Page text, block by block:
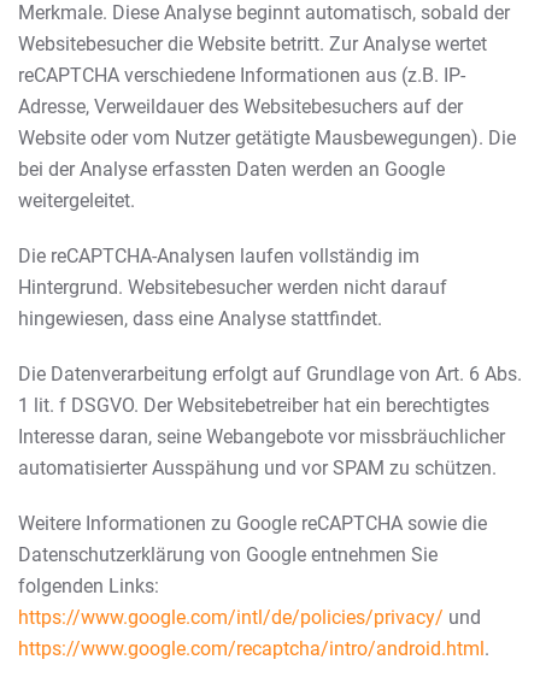
Merkmale. Diese Analyse beginnt automatisch, sobald der
Websitebesucher die Website betritt. Zur Analyse wertet
reCAPTCHA verschiedene Informationen aus (z.B. IP-
Adresse, Verweildauer des Websitebesuchers auf der
Website oder vom Nutzer getätigte Mausbewegungen). Die
bei der Analyse erfassten Daten werden an Google
weitergeleitet.
Die reCAPTCHA-Analysen laufen vollständig im
Hintergrund. Websitebesucher werden nicht darauf
hingewiesen, dass eine Analyse stattfindet.
Die Datenverarbeitung erfolgt auf Grundlage von Art. 6 Abs.
1 lit. f DSGVO. Der Websitebetreiber hat ein berechtigtes
Interesse daran, seine Webangebote vor missbräuchlicher
automatisierter Ausspähung und vor SPAM zu schützen.
Weitere Informationen zu Google reCAPTCHA sowie die
Datenschutzerklärung von Google entnehmen Sie
folgenden Links:
https://www.google.com/intl/de/policies/privacy/ und
https://www.google.com/recaptcha/intro/android.html.